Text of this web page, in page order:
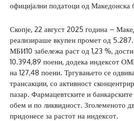
официјални податоци од Македонска
Скопје, 22 август 2025 година –
реализираше вкупен промет од
МБИ10 забележа раст од 1,23 %,
10.394,89 поени, додека индексот
на 127,48 поени. Тргувањето се
трансакции, со активност
пазар. Фармацевтските и
обем и по ликвидност. Зголеменото
придонесе за растот на индексот.